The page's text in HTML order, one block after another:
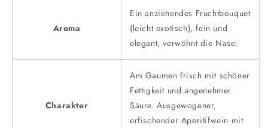
Aroma
Ein anziehendes Fruchtbouquet
(leicht exotisch), fein und
elegant, verwöhnt die Nase.
Charakter
Am Gaumen frisch mit schöner
Fettigkeit und angenehmer
Säure. Ausgewogener,
erfischender Aperitifwein mit